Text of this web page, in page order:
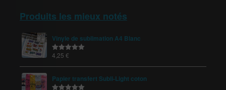
Produits les mieux notés
Vinyle de sublimation A4 Blanc
Note5.00
4,25 €
Papier transfert Subli-Light coton